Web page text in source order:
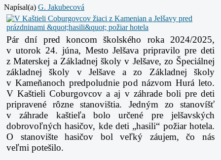
Napísal(a) G. Jakubecová
Pár dní pred koncom školského roka 2024/2025,
v utorok 24. júna, Mesto Jelšavapripravilo pre deti
z Materskej a Základnej školy v Jelšave, zo Špeciálnej
základnej školy v Jelšave a zo Základnej školy
v Kameňanoch predpoludnie pod názvom Hurá leto.
V KaštieliCoburgovcov a aj v záhrade boli pre deti
pripravené rôzne stanovištia. Jedným zo stanovíšť
v záhrade kaštieľa bolo určené pre jelšavských
dobrovoľnýchhasičov, kde deti „hasili“ požiar hotela.
O stanovište hasičov bol veľký záujem, čo nás
veľmi potešilo.